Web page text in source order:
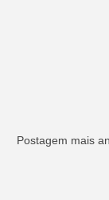
Postagem mais